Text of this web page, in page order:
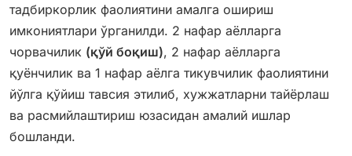
тадбиркорлик фаолиятини амалга ошириш
имкониятлари ўрганилди. 2 нафар аёлларга
чорвачилик (қўй боқиш), 2 нафар аёлларга
қуёнчилик ва 1 нафар аёлга тикувчилик фаолиятини
йўлга қўйиш тавсия этилиб, хужжатларни тайёрлаш
ва расмийлаштириш юзасидан амалий ишлар
бошланди.